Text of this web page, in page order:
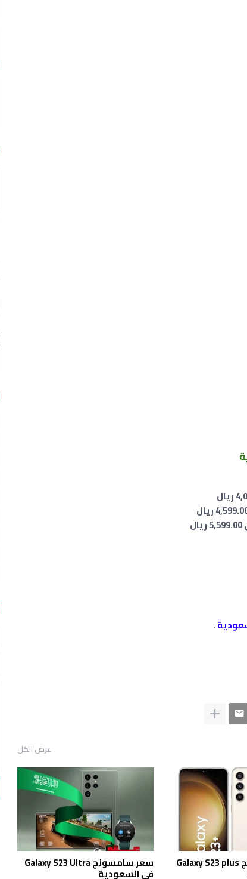
ريال
ريال
.
عرض الكل
سعر سامسونج Galaxy S23 plus سعر سامسونج Galaxy S23 Ultra
في السعودية